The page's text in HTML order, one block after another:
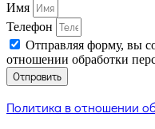
Имя
Телефон
Отправляя форму, вы
отношении обработки
Отправить
Политика в отношении